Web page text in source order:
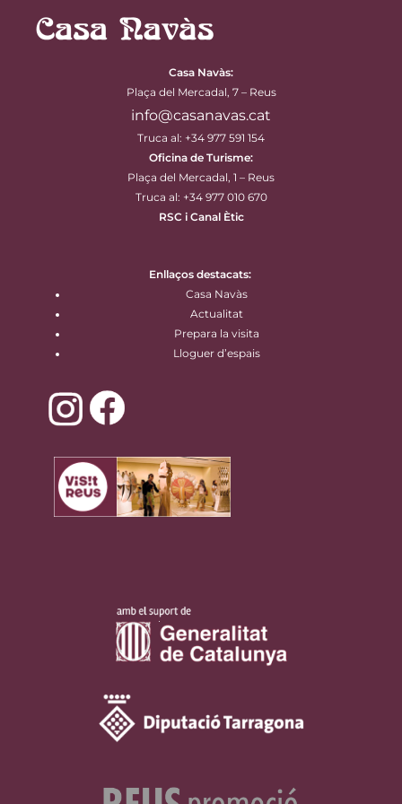
Casa Navàs:
Plaça del Mercadal, 7 – Reus
info@casanavas.cat
Truca al: +34 977 591 154
Oficina de Turisme:
Plaça del Mercadal, 1 – Reus
Truca al: +34 977 010 670
RSC i Canal Ètic
Enllaços destacats:
Casa Navàs
Actualitat
Prepara la visita
Lloguer d’espais